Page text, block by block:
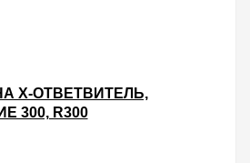
X-ОТВЕТВИТЕЛЬ,
300, R300